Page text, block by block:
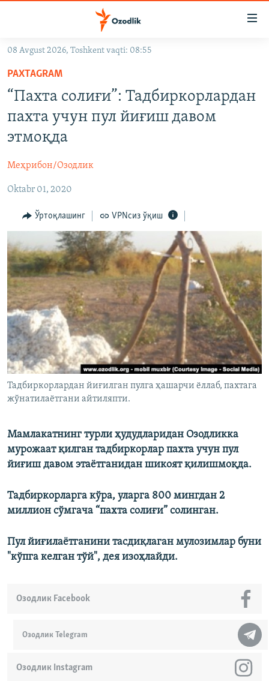
Асосий
навигацияга
ўтинг
Қидиришга
ўтинг
OZODVIDEO
На русском
ИЖТИМОИЙ ТАРМОҚЛАР
Озодлик бошқа тилларда
08 Avgust 2026, Toshkent vaqti: 08:55
PAXTAGRAM
“Пахта солиғи”: Тадбиркорлардан
пахта учун пул йиғиш давом
этмоқда
Меҳрибон/Озодлик
Oktabr 01, 2020
Ўртоқлашинг VPNсиз ўқиш
Тадбиркорлардан йиғилган пулга ҳашарчи ёллаб, пахтага
жўнатилаётгани айтиляпти.
Мамлакатнинг турли ҳудудларидан Озодликка
мурожаат қилган тадбиркорлар пахта учун пул
йиғиш давом этаётганидан шикоят қилишмоқда.
Тадбиркорларга кўра, уларга 800 мингдан 2
миллион сўмгача “пахта солиғи” солинган.
Пул йиғилаётганини тасдиқлаган мулозимлар буни
"кўпга келган тўй", дея изоҳлайди.
Озодлик Telegram
Озодлик Instagram
Озодлик Facebook